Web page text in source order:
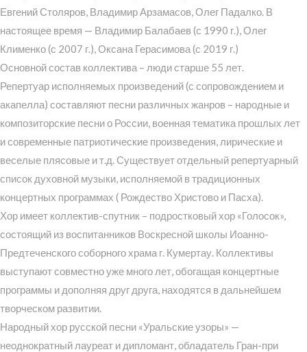
Евгений Столяров, Владимир Арзамасов, Олег Падалко. В
настоящее время — Владимир Балабаев (с 1990 г.), Олег
Клименко (с 2007 г.), Оксана Герасимова (с 2019 г.)
Основной состав коллектива – люди старше 55 лет.
Репертуар исполняемых произведений (с сопровождением и
акапелла) составляют песни различных жанров – народные и
композиторские песни о России, военная тематика прошлых лет
и современные патриотические произведения, лирические и
веселые плясовые и т.д. Существует отдельный репертуарный
список духовной музыки, исполняемой в традиционных
концертных программах ( Рождество Христово и Пасха).
Хор имеет коллектив-спутник – подростковый хор «Голосок»,
состоящий из воспитанников Воскресной школы Иоанно-
Предтеченского соборного храма г. Кумертау. Коллективы
выступают совместно уже много лет, обогащая концертные
программы и дополняя друг друга, находятся в дальнейшем
творческом развитии.
Народный хор русской песни «Уральские узоры» —
неоднократный лауреат и дипломант, обладатель Гран-при